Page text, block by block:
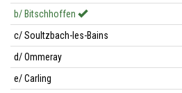
b/ Bitschhoffen
c/ Soultzbach-les-Bains
d/ Ommeray
e/ Carling